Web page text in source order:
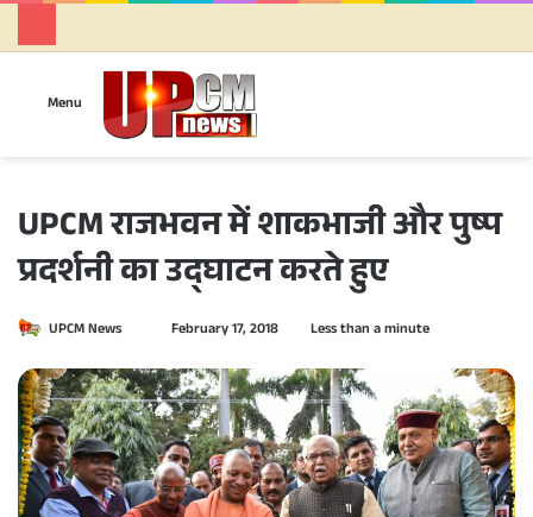
Menu
UPCM राजभवन में शाकभाजी और पुष्प
प्रदर्शनी का उद्घाटन करते हुए
UPCM News
n
d
a
n
e
February 17, 2018 Less than a minute